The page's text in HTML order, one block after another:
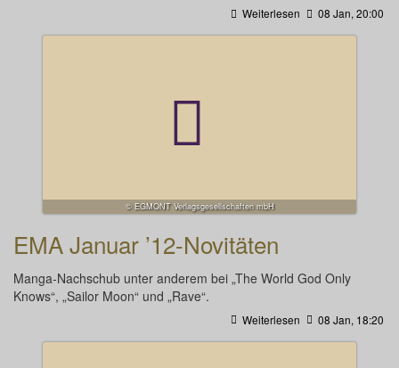
Weiterlesen 08 Jan, 20:00
© EGMONT Verlagsgesellschaften mbH
EMA Januar ’12-Novitäten
Manga-Nachschub unter anderem bei „The World God Only
Knows“, „Sailor Moon“ und „Rave“.
Weiterlesen 08 Jan, 18:20